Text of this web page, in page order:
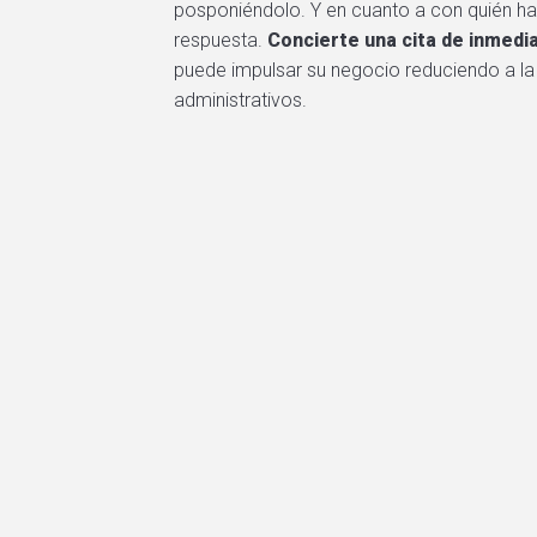
posponiéndolo. Y en cuanto a con quién
respuesta. Concierte una cita de
puede impulsar su negocio reduciendo a
administrativos.